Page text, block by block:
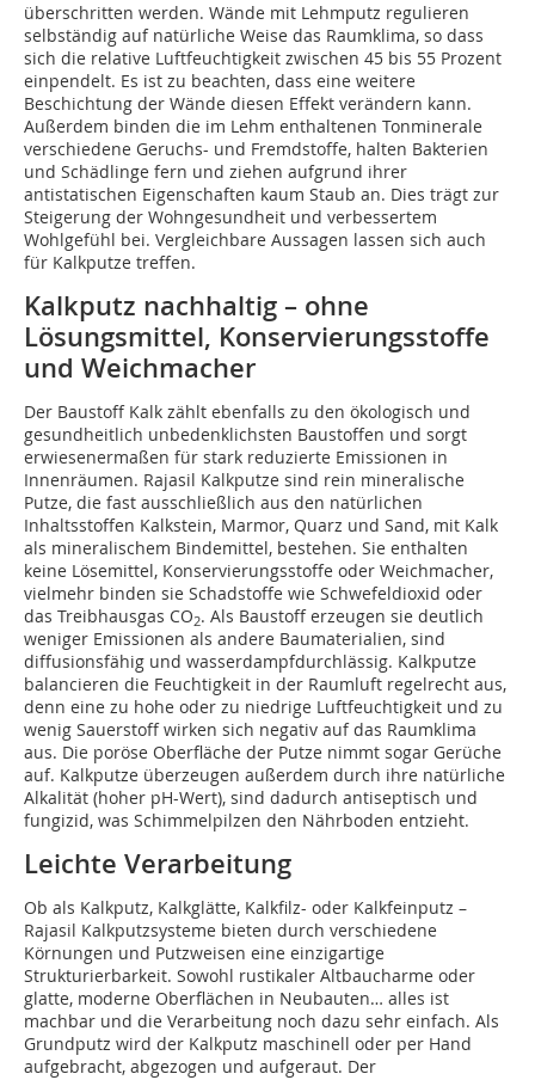
überschritten werden. Wände mit Lehmputz regulieren
selbständig auf natürliche Weise das Raumklima, so dass
sich die relative Luftfeuchtigkeit zwischen 45 bis 55 Prozent
einpendelt. Es ist zu beachten, dass eine weitere
Beschichtung der Wände diesen Effekt verändern kann.
Außerdem binden die im Lehm enthaltenen Tonminerale
verschiedene Geruchs- und Fremdstoffe, halten Bakterien
und Schädlinge fern und ziehen aufgrund ihrer
antistatischen Eigenschaften kaum Staub an. Dies trägt zur
Steigerung der Wohngesundheit und verbessertem
Wohlgefühl bei. Vergleichbare Aussagen lassen sich auch
für Kalkputze treffen.
Kalkputz nachhaltig – ohne
Lösungsmittel, Konservierungsstoffe
und Weichmacher
Der Baustoff Kalk zählt ebenfalls zu den ökologisch und
gesundheitlich unbedenklichsten Baustoffen und sorgt
erwiesenermaßen für stark reduzierte Emissionen in
Innenräumen. Rajasil Kalkputze sind rein mineralische
Putze, die fast ausschließlich aus den natürlichen
Inhaltsstoffen Kalkstein, Marmor, Quarz und Sand, mit Kalk
als mineralischem Bindemittel, bestehen. Sie enthalten
keine Lösemittel, Konservierungsstoffe oder Weichmacher,
vielmehr binden sie Schadstoffe wie Schwefeldioxid oder
das Treibhausgas CO2. Als Baustoff erzeugen sie deutlich
weniger Emissionen als andere Baumaterialien, sind
diffusionsfähig und wasserdampfdurchlässig. Kalkputze
balancieren die Feuchtigkeit in der Raumluft regelrecht aus,
denn eine zu hohe oder zu niedrige Luftfeuchtigkeit und zu
wenig Sauerstoff wirken sich negativ auf das Raumklima
aus. Die poröse Oberfläche der Putze nimmt sogar Gerüche
auf. Kalkputze überzeugen außerdem durch ihre natürliche
Alkalität (hoher pH-Wert), sind dadurch antiseptisch und
fungizid, was Schimmelpilzen den Nährboden entzieht.
Leichte Verarbeitung
Ob als Kalkputz, Kalkglätte, Kalkfilz- oder Kalkfeinputz –
Rajasil Kalkputzsysteme bieten durch verschiedene
Körnungen und Putzweisen eine einzigartige
Strukturierbarkeit. Sowohl rustikaler Altbaucharme oder
glatte, moderne Oberflächen in Neubauten… alles ist
machbar und die Verarbeitung noch dazu sehr einfach. Als
Grundputz wird der Kalkputz maschinell oder per Hand
aufgebracht, abgezogen und aufgeraut. Der